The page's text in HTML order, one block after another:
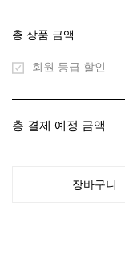
총 상품 금액
회원 등급 할인
총 결제 예정 금액
장바구니